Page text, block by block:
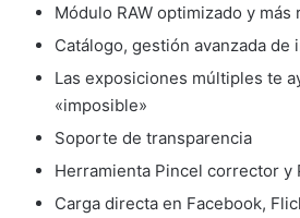
Módulo RAW optimizado y más
Catálogo, gestión avanzada de
Las exposiciones múltiples te
«imposible»
Soporte de transparencia
Herramienta Pincel corrector y
Carga directa en Facebook,